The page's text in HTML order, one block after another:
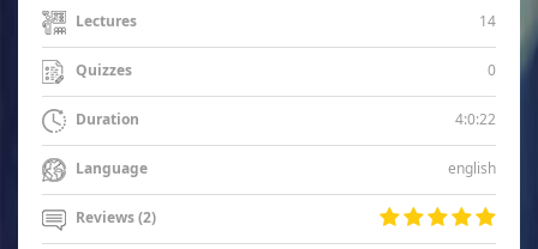
Lectures 14
Quizzes 0
Duration 4:0:22
Language english
Reviews (2)